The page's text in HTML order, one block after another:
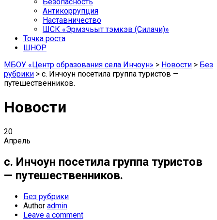
Антикоррупция
Наставничество
ШСК «Эрмэчьыт тэмкэв (Силачи)»
Точка роста
ШНОР
МБОУ «Центр образования села Инчоун» > Новости > Без
рубрики > с. Инчоун посетила группа туристов —
путешественников.
Новости
20
Апрель
с. Инчоун посетила группа туристов
— путешественников.
Без рубрики
Author admin
Leave a comment